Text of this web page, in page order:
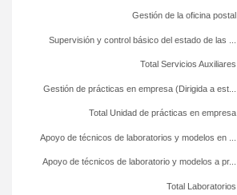
Total Laboratorios
Apoyo de técnicos de laboratorio y modelos a pr...
Apoyo de técnicos de laboratorios y modelos en ...
Total Unidad de prácticas en empresa
Gestión de prácticas en empresa (Dirigida a est...
Total Servicios Auxiliares
Supervisión y control básico del estado de las ...
Gestión de la oficina postal